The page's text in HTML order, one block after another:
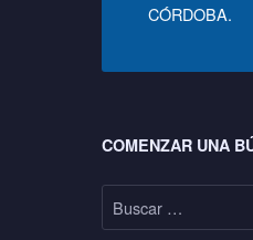
CÓRDOBA.
Footer sidebar
COMENZAR UNA
Buscar: